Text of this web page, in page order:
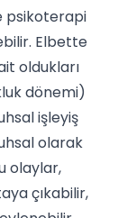
psikoterapi
Elbette
oldukları
dönemi)
işleyiş
olarak
olaylar,
çıkabilir,